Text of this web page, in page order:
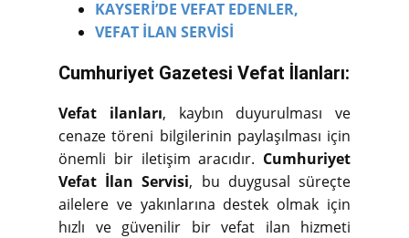
KAYSERİ’DE VEFAT EDENLER,
VEFAT İLAN SERVİSİ
Cumhuriyet Gazetesi Vefat İlanları:
Vefat ilanları, kaybın duyurulması ve
cenaze töreni bilgilerinin paylaşılması için
önemli bir iletişim aracıdır. Cumhuriyet
Vefat İlan Servisi, bu duygusal süreçte
ailelere ve yakınlarına destek olmak için
hızlı ve güvenilir bir vefat ilan hizmeti